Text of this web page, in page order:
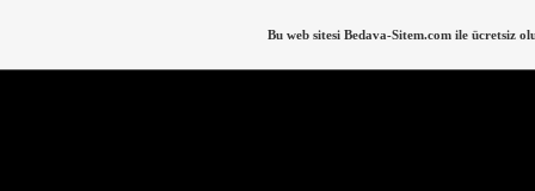
Bu web sitesi Bedava-Sitem.comile ücretsiz